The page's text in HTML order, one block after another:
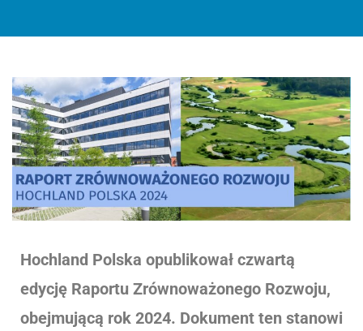
Hochland Polska opublikował czwartą
edycję Raportu Zrównoważonego Rozwoju,
obejmującą rok 2024. Dokument ten stanowi